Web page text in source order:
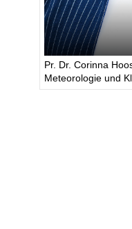
Pr. Dr. Corinna
Meteorologie und